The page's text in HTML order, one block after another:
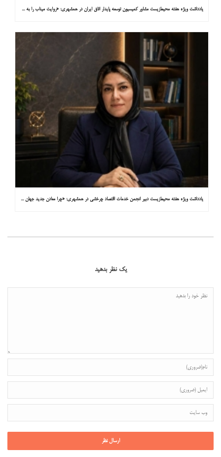
یادداشت ویژه هفته محیط‌زیست مشاور کمیسیون توسعه پایدار اتاق ایران در همشهری: «روایت میناب را به کاپ ۳۱ ببریم»
یادداشت ویژه هفته محیط‌زیست دبیر انجمن خدمات اقتصاد چرخشی در همشهری: «چرا معادن جدید جهان زیر زمین نیستند؟»
یک نظر بدهید